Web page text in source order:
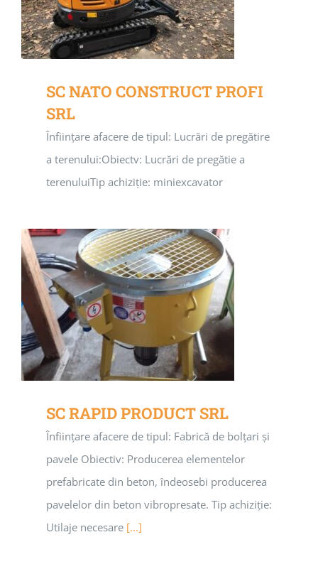
SC NATO CONSTRUCT PROFI
SRL
Înființare afacere de tipul: Lucrări de pregătire
a terenului:Obiectv: Lucrări de pregătie a
terenuluiTip achiziție: miniexcavator
SC RAPID PRODUCT SRL
Înființare afacere de tipul: Fabrică de bolțari și
pavele Obiectiv: Producerea elementelor
prefabricate din beton, îndeosebi producerea
pavelelor din beton vibropresate. Tip achiziție:
Utilaje necesare [...]